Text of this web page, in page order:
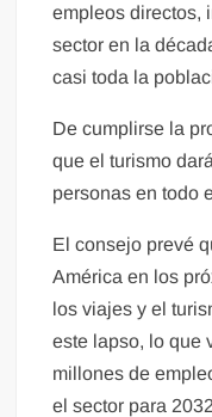
empleos directos,
sector en la
casi toda la
De cumplirse la
que el turismo
personas en todo
El consejo prevé
América en los
los viajes y el
este lapso, lo que
millones de
el sector para